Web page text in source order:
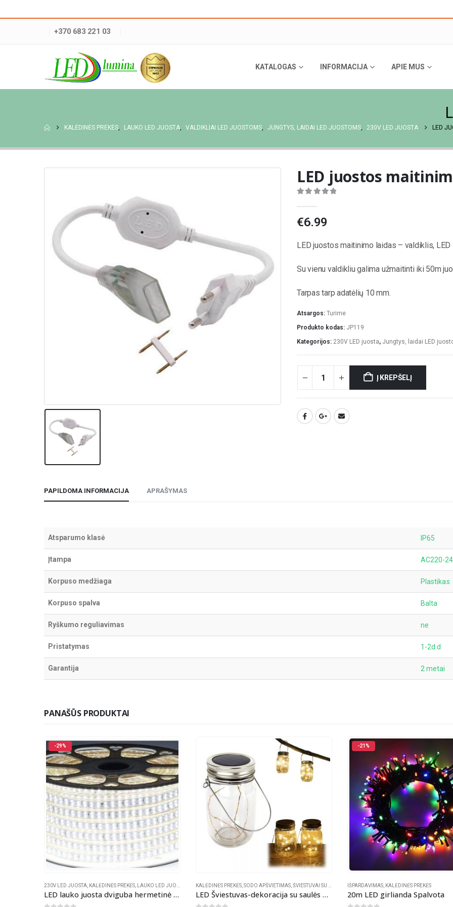
+370 683 221 03
KATALOGAS INFORMACIJA APIE MUS
KALĖDINĖS PREKĖS LAUKO LED JUOSTA VALDIKLIAI LED JUOSTOMS JUNGTYS, LAIDAI LED JUOSTOMS 230V LED JUOSTA LED
LED juostos
€6.99
LED juostos maitinimo laidas – valdiklis,
Su vienu valdikliu galima užmaitinti iki 50m
Tarpas tarp adatėlių 10 mm.
Atsargos: Turime
Produkto kodas: JP119
Kategorijos: 230V LED juosta, Jungtys, laidai LED
Į KREPŠELĮ
PAPILDOMA INFORMACIJA APRAŠYMAS
Atsparumo klasė IP65
Įtampa AC220-
Korpuso medžiaga Plastikas
Korpuso spalva Balta
Ryškumo reguliavimas ne
Pristatymas 1-2d.d
Garantija 2 metai
PANAŠŪS PRODUKTAI
KALĖDINĖS PREKĖS ,SODO APŠVIETIMAS ,ŠVIESTUVAI SU SAULĖS BATERIJA
LED Šviestuvas-dekoracija su saulės baterija
IŠPARDAVIMAS,KALĖDINĖS PREKĖS
20m LED girlianda Spalvota
-20%
KALĖDINĖS PREKĖS SODO APŠVIETIMAS
4.85m LED Girlianda su